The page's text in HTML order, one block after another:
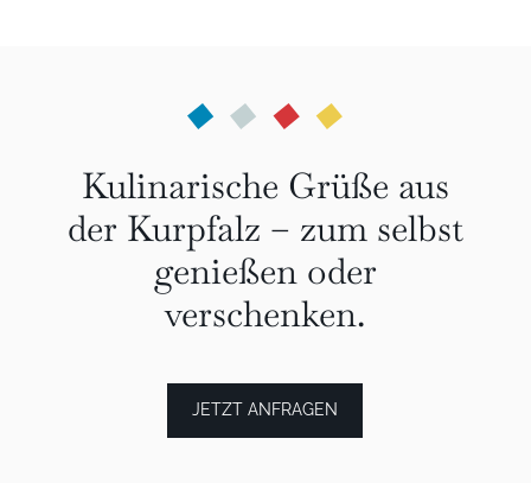
Kulinarische Grüße aus
der Kurpfalz – zum selbst
genießen oder
verschenken.
JETZT ANFRAGEN